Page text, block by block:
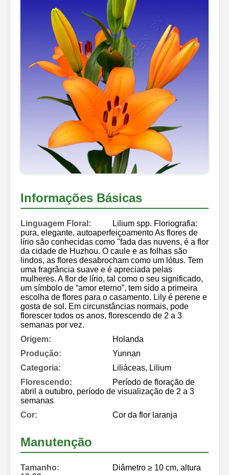
Informações Básicas
Linguagem Floral:
Lilium spp. Floriografia:
pura, elegante, autoaperfeiçoamento As flores de
lírio são conhecidas como "fada das nuvens, é a flor
da cidade de Huzhou. O caule e as folhas são
lindos, as flores desabrocham como um lótus. Tem
uma fragrância suave e é apreciada pelas
mulheres. A flor de lírio, tal como o seu significado,
um símbolo de “amor eterno”, tem sido a primeira
escolha de flores para o casamento. Lily é perene e
gosta de sol. Em circunstâncias normais, pode
florescer todos os anos, florescendo de 2 a 3
semanas por vez.
Origem:
Holanda
Produção:
Yunnan
Categoria:
Liliáceas, Lilium
Florescendo:
Período de floração de
abril a outubro, período de visualização de 2 a 3
semanas
Cor:
Cor da flor laranja
Manutenção
Tamanho:
Diâmetro ≥ 10 cm, altura